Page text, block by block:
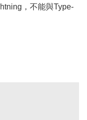
，不能與Type-